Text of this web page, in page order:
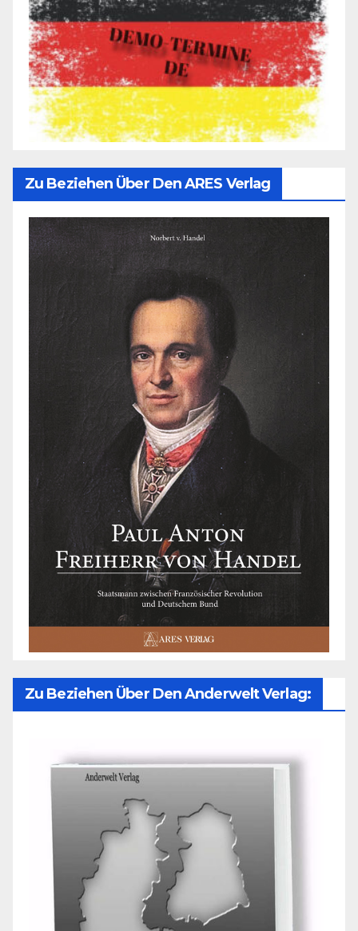
Zu Beziehen Über Den ARES Verlag
Zu Beziehen Über Den Anderwelt Verlag: